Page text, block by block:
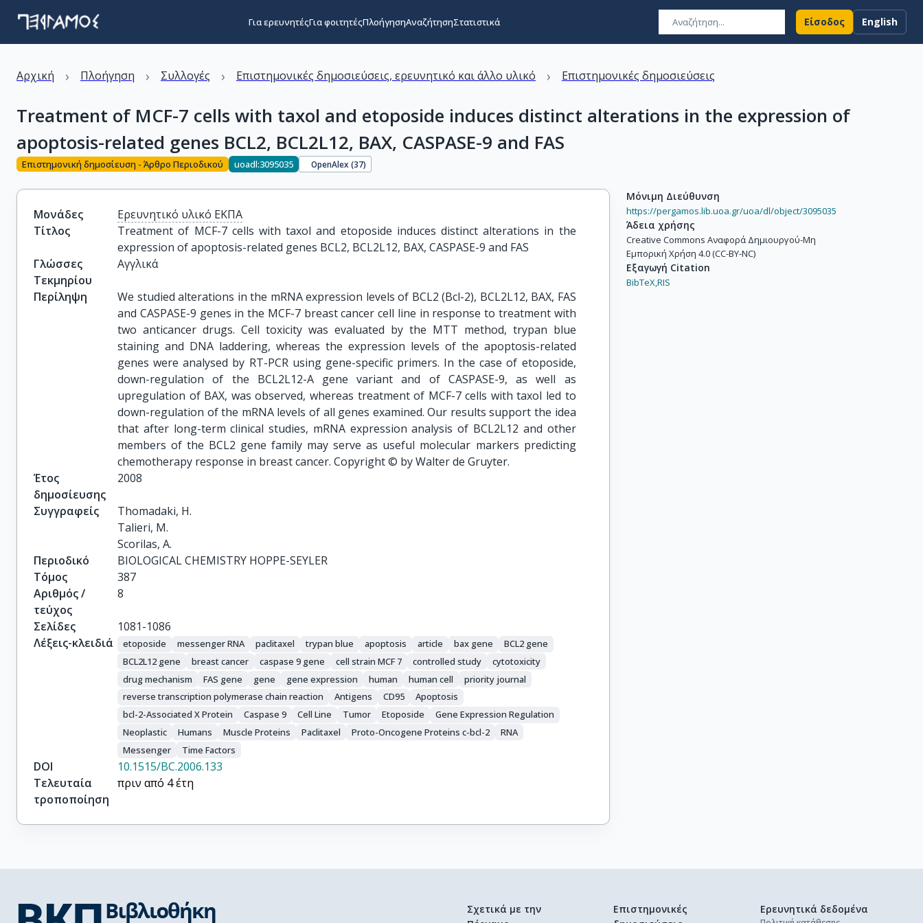
Για ερευνητέςΓια φοιτητέςΠλοήγησηΑναζήτησηΣτατιστικά Είσοδος English
Αρχική › Πλοήγηση › Συλλογές › Επιστημονικές δημοσιεύσεις, ερευνητικό και άλλο υλικό › Επιστημονικές δημοσιεύσεις
Treatment of MCF-7 cells with taxol and etoposide induces distinct alterations in the expression of
apoptosis-related genes BCL2, BCL2L12, BAX, CASPASE-9 and FAS
Επιστημονική δημοσίευση - Άρθρο Περιοδικού uoadl:3095035 OpenAlex (37)
Μονάδες
Ερευνητικό υλικό ΕΚΠΑ
Τίτλος
Treatment of MCF-7 cells with taxol and etoposide induces distinct alterations in the
expression of apoptosis-related genes BCL2, BCL2L12, BAX, CASPASE-9 and FAS
Γλώσσες
Τεκμηρίου
Αγγλικά
Περίληψη
We studied alterations in the mRNA expression levels of BCL2 (Bcl-2), BCL2L12, BAX, FAS
and CASPASE-9 genes in the MCF-7 breast cancer cell line in response to treatment with
two anticancer drugs. Cell toxicity was evaluated by the MTT method, trypan blue
staining and DNA laddering, whereas the expression levels of the apoptosis-related
genes were analysed by RT-PCR using gene-specific primers. In the case of etoposide,
down-regulation of the BCL2L12-A gene variant and of CASPASE-9, as well as
upregulation of BAX, was observed, whereas treatment of MCF-7 cells with taxol led to
down-regulation of the mRNA levels of all genes examined. Our results support the idea
that after long-term clinical studies, mRNA expression analysis of BCL2L12 and other
members of the BCL2 gene family may serve as useful molecular markers predicting
chemotherapy response in breast cancer. Copyright © by Walter de Gruyter.
Έτος
δημοσίευσης
2008
Συγγραφείς
Thomadaki, H.
Talieri, M.
Scorilas, A.
Περιοδικό
BIOLOGICAL CHEMISTRY HOPPE-SEYLER
Τόμος
387
Αριθμός /
τεύχος
8
Σελίδες
1081-1086
Λέξεις-κλειδιά
etoposide messenger RNA paclitaxel trypan blue apoptosis article bax gene
BCL2 gene
BCL2L12 gene
breast cancer caspase 9 gene cell strain MCF 7 controlled study
cytotoxicity
drug mechanism
FAS gene gene gene expression human human cell
priority journal
reverse transcription polymerase chain reaction
Antigens CD95
Apoptosis
bcl-2-Associated X Protein
Caspase 9 Cell Line Tumor Etoposide
Gene Expression Regulation
Neoplastic
Humans Muscle Proteins Paclitaxel Proto-Oncogene Proteins c-bcl-2
RNA
Messenger
Time Factors
DOI
10.1515/BC.2006.133
Τελευταία
τροποποίηση
πριν από 4 έτη
Μόνιμη Διεύθυνση
https://pergamos.lib.uoa.gr/uoa/dl/object/3095035
Άδεια χρήσης
Creative Commons Αναφορά Δημιουργού-Μη
Εμπορική Χρήση 4.0 (CC-BY-NC)
Εξαγωγή Citation
BibTeX,RIS
Σχετικά με την
Επιστημονικές
Ερευνητικά δεδομένα